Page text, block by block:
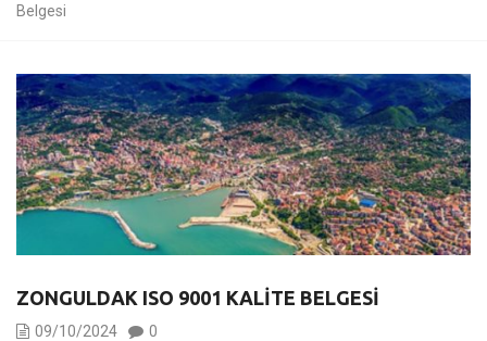
Belgesi
ZONGULDAK ISO 9001 KALITE BELGESI
09/10/2024 0